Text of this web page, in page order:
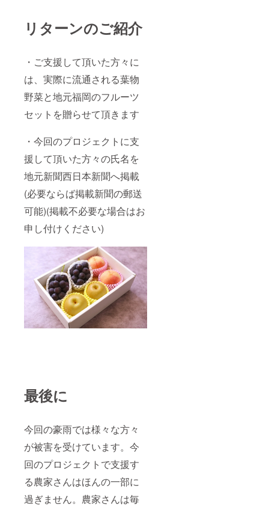
リターンのご紹介
・ご支援して頂いた方々に
は、実際に流通される葉物
野菜と地元福岡のフルーツ
セットを贈らせて頂きます
・今回のプロジェクトに支
援して頂いた方々の氏名を
地元新聞西日本新聞へ掲載
(必要ならば掲載新聞の郵送
可能)(掲載不必要な場合はお
申し付けください)
最後に
今回の豪雨では様々な方々
が被害を受けています。今
回のプロジェクトで支援す
る農家さんはほんの一部に
過ぎません。農家さんは毎